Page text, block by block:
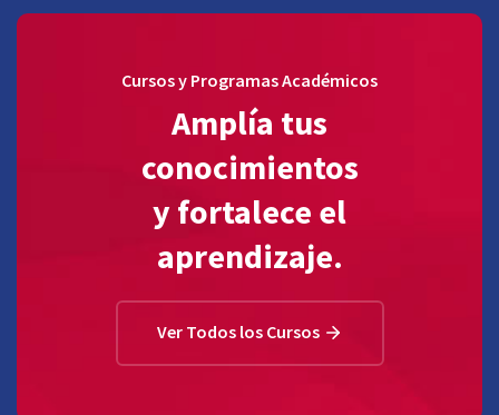
Cursos y Programas Académicos
Amplía tus
conocimientos
y fortalece el
aprendizaje.
Ver Todos los Cursos